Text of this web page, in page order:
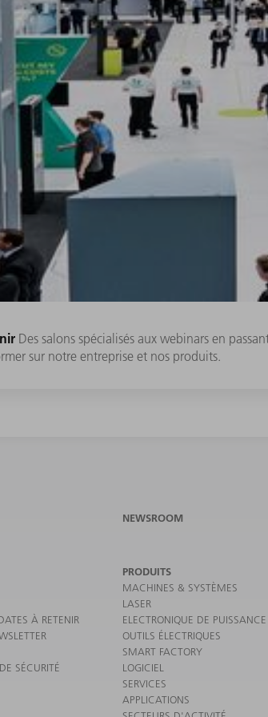
Des salons spécialisés aux webinars en
sur notre entreprise et nos produits.
NEWSROOM
À RETENIR
SÉCURITÉ
PRODUITS
MACHINES & SYSTÈMES
LASER
ELECTRONIQUE DE PUISSANCE
OUTILS ÉLECTRIQUES
SMART FACTORY
LOGICIEL
SERVICES
APPLICATIONS